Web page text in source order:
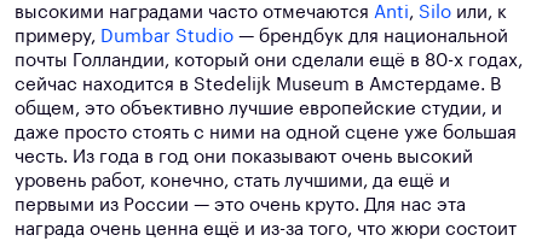
высокими наградами часто отмечаются Anti, Silo или, к
примеру, Dumbar Studio — брендбук для национальной
почты Голландии, который они сделали ещё в 80-х годах,
сейчас находится в Stedelijk Museum в Амстердаме. В
общем, это объективно лучшие европейские студии, и
даже просто стоять с ними на одной сцене уже большая
честь. Из года в год они показывают очень высокий
уровень работ, конечно, стать лучшими, да ещё и
первыми из России — это очень круто. Для нас эта
награда очень ценна ещё и из-за того, что жюри состоит